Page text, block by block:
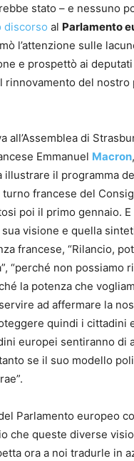
stato – e nessuno
discorso al Parlamento
l’attenzione sulle
e prospettò ai deputati
rinnovamento del nostro
all’Assemblea di
Emmanuel Macron
illustrare il programma
turno francese del
poi il primo gennaio.
visione e quella
francese, “Rilancio,
“perché non possiamo
la potenza che
ad affermare la
quindi i cittadini
europei sentiranno di
se il suo modello
Parlamento europeo
che queste diverse
ora a noi tradurle in